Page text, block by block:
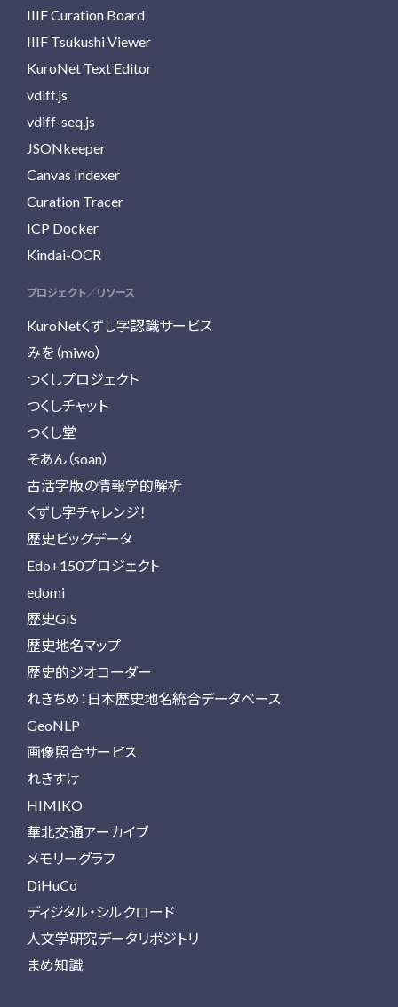
IIIF Curation Board
IIIF Tsukushi Viewer
KuroNet Text Editor
vdiff.js
vdiff-seq.js
JSONkeeper
Canvas Indexer
Curation Tracer
ICP Docker
Kindai-OCR
プロジェクト／リソース
KuroNetくずし字認識サービス
みを（miwo）
つくしプロジェクト
つくしチャット
つくし堂
そあん（soan）
古活字版の情報学的解析
くずし字チャレンジ！
歴史ビッグデータ
Edo+150プロジェクト
edomi
歴史GIS
歴史地名マップ
歴史的ジオコーダー
れきちめ：日本歴史地名統合データベース
GeoNLP
画像照合サービス
れきすけ
HIMIKO
華北交通アーカイブ
メモリーグラフ
DiHuCo
ディジタル・シルクロード
人文学研究データリポジトリ
まめ知識